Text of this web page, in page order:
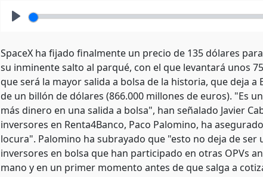
SpaceX ha fijado finalmente un precio de 135 dólares
su inminente salto al parqué, con el que levantará unos
que será la mayor salida a bolsa de la historia, que deja
de un billón de dólares (866.000 millones de euros). "Es
más dinero en una salida a bolsa", han señalado Javier
inversores en Renta4Banco, Paco Palomino, ha
locura". Palomino ha subrayado que "esto no deja de
inversores en bolsa que han participado en otras OPVs
mano y en un primer momento antes de que salga a